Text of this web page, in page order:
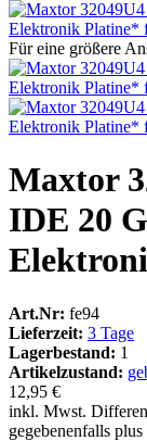
Für eine größere
Maxtor
IDE 20
Art.Nr: fe94
Lieferzeit: 3 Tage
Lagerbestand: 1
Artikelzustand:
12,95 €
inkl. Mwst.
gegebenenfalls plus